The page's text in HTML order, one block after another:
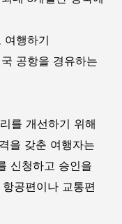
여행하기
공항을 경유하는
를 개선하기 위해
을 갖춘 여행자는
신청하고 승인을
공편이나 교통편